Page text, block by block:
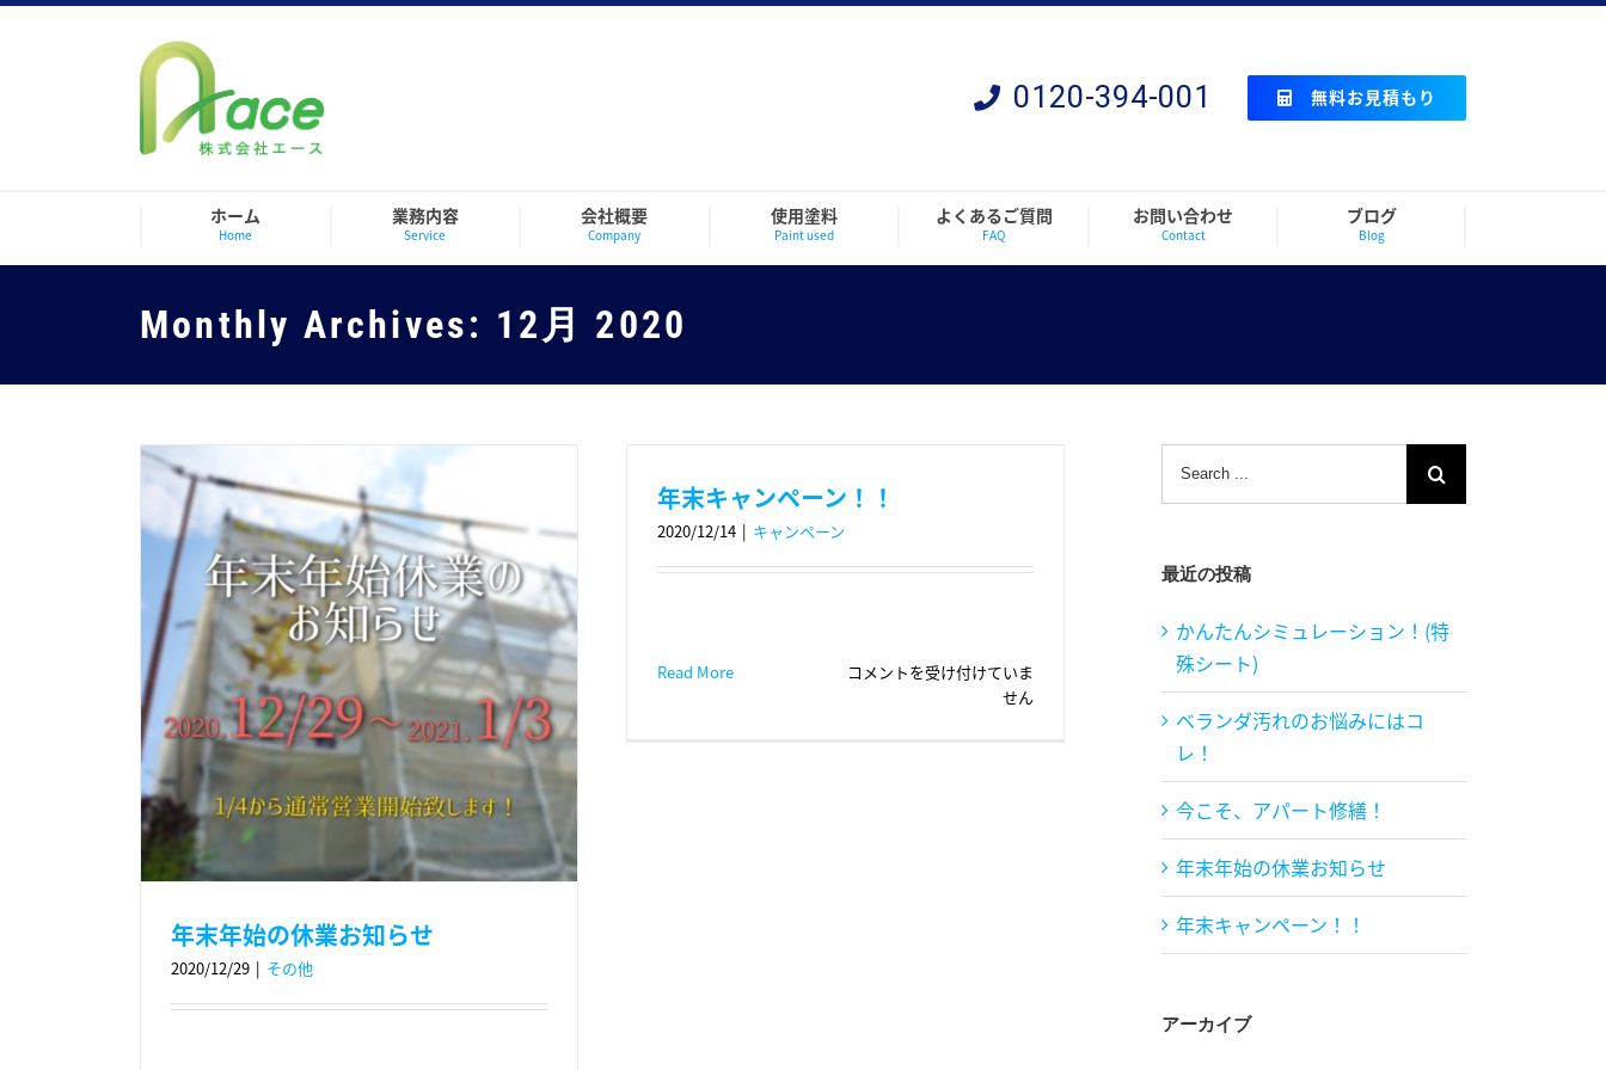
Skip
0120-394-001 無料お見積もり
ホーム
Home
業務内容
Service
会社概要
Company
使用塗料
Paint used
よくあるご質問
FAQ
お問い合わせ
Contact
ブログ
Blog
Monthly Archives: 12月 2020
年末年始の休業お知らせ
2020/12/29 | その他
年末キャンペーン！！
2020/12/14 | キャンペーン
Read More
年
コメントを受け付けていま
せん
最近の投稿
かんたんシミュレーション！(特
殊シート)
ベランダ汚れのお悩みにはコ
レ！
今こそ、アパート修繕！
年末年始の休業お知らせ
年末キャンペーン！！
アーカイブ